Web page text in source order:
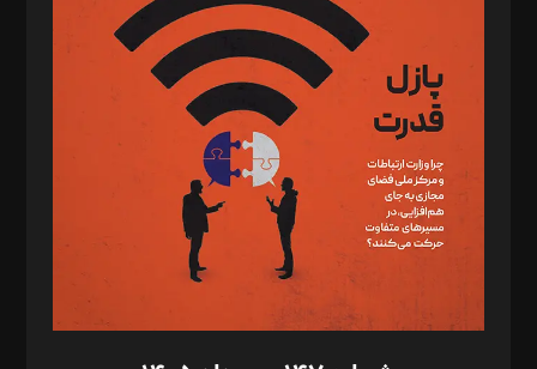
د‌بیر تحریریه آنلاین: بابک نقاش
تحریریه‌: مجتبی محمود‌ی، آرش برهمند، یسنا امان‌پور، سروش کرمیان،
مصطفی مسجدی آرانی، ابوالفضل رجبی، زهرا فکرانه، فائزه فتحی
رستمی،مصطفی باستان
ویرایش: نگار استاد‌‌آقا
طراح یونیفرم: مجید توکلی
فیلمبرداری و عکاسی: امیر شفیعی، مانی لطفی زاده
گرافیک و صفحه‌آرایی: سید‌سبحان‌علی ثابت
مد‌یر توسعه تجاری: کامبیز برید‌
امور مالی: شاپور رهبری، محمد‌ کاظمی‌نیا